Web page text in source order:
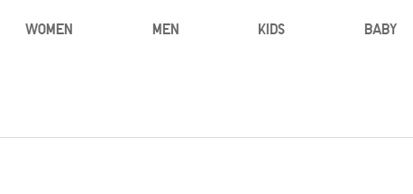
WOMEN MEN KIDS BABY